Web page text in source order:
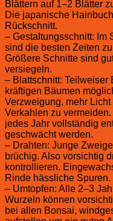
Blättern auf 1–2 Blätter
Die japanische
Rückschnitt.
– Gestaltungsschnitt: Im
sind die besten Zeiten
Größere Schnitte sind
versiegeln.
– Blattschnitt: Teilweiser
kräftigen Bäumen
Verzweigung, mehr
Verkahlen zu
jedes Jahr vollständig
geschwächt werden.
– Drahten: Junge
brüchig. Also vorsichtig
kontrollieren.
Rinde hässliche Spuren.
– Umtopfen: Alle 2–3
Wurzeln können
bei allen Bonsai,